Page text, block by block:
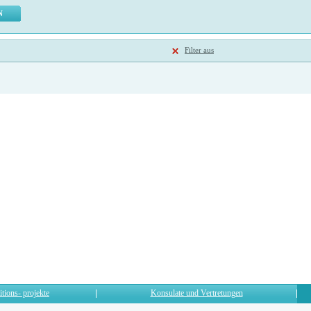
Filter aus
projekte Konsulate und Vertretungen